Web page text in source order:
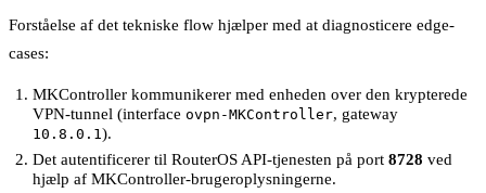
Forståelse af det tekniske flow hjælper med at diagnosticere edge-
cases:
MKController kommunikerer med enheden over den krypterede
VPN-tunnel (interfaceovpn-MKController, gateway
10.8.0.1).
Det autentificerer til RouterOS API-tjenesten på port8728 ved
hjælp af MKController-brugeroplysningerne.